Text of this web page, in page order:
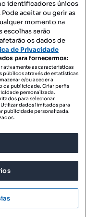
S.A.
identificadores únicos
aceitar ou gerir as
momento na
escolhas serão
os dados de
de Privacidade
para fornecermos:
ativamente as características
através de estatísticas
e/ou aceder a
da publicidade. Criar perfis
personalizada.
para selecionar
dados limitados para
publicidade personalizada.